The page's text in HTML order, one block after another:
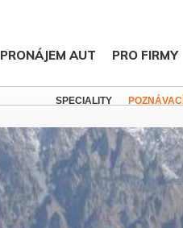
PRONÁJEM AUT PRO FIRMY
SPECIALITY POZNÁVACÍ